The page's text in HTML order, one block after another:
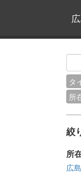
タ
所
絞
所
広